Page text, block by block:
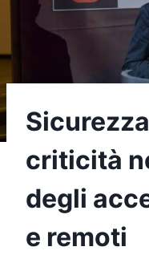
criticità
degli
e remoti